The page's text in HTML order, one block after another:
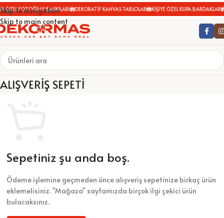
Skip to navigation
Skip to main content
ÖZEL FOTOĞRAF BASKILARI DEKORATİF KANVAS TABLOLAR KİŞİYE ÖZEL KUPA BARDAKLAR
ALIŞVERIŞ SEPETI
Sepetiniz şu anda boş.
Ödeme işlemine geçmeden önce alışveriş sepetinize birkaç ürün
eklemelisiniz. "Mağaza" sayfamızda birçok ilgi çekici ürün
bulacaksınız.